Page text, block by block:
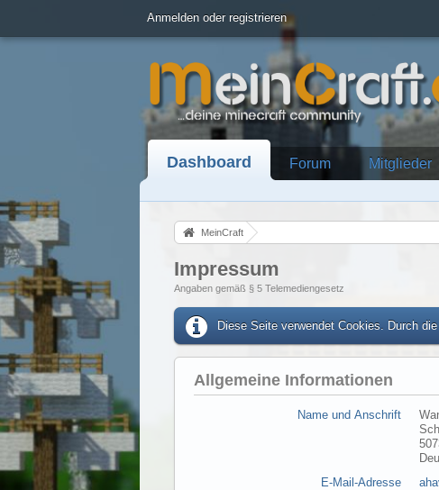
Anmelden oder registrieren
Dashboard Forum Mitglieder
MeinCraft
Impressum
Angaben gemäß § 5 Telemediengesetz
Diese Seite verwendet Cookies. Durch
Allgemeine Informationen
Name und Anschrift
E-Mail-Adresse